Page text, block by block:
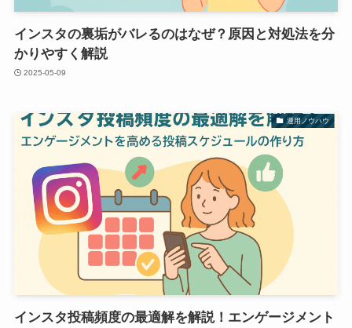
インスタの裏垢がバレるのはなぜ？原因と対処法を分
かりやすく解説
2025-05-09
運用ノウハウ
インスタ投稿頻度の最適解を解説！エンゲージメント